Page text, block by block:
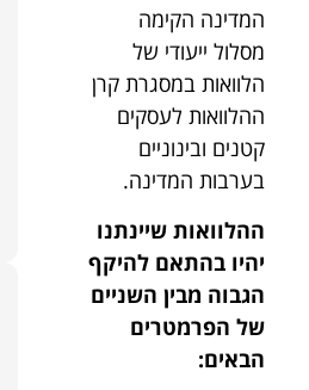
המדינה הקימה
מסלול ייעודי של
הלוואות במסגרת קרן
ההלוואות לעסקים
קטנים ובינוניים
בערבות המדינה.
ההלוואות שיינתנו
יהיו בהתאם להיקף
הגבוה מבין השניים
של הפרמטרים
הבאים: